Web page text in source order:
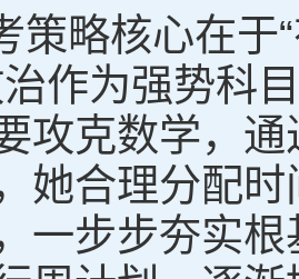
策略核心在于
作为强势科
攻克数学，
她合理分配
一步步夯实